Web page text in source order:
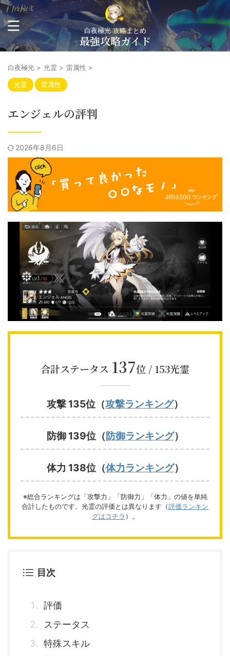
白夜極光 攻略まとめ
最強攻略ガイド
白夜極光 > 光霊 > 雷属性 >
光霊 雷属性
エンジェルの評判
2026年8月6日
合計ステータス 137位 / 153光霊
攻撃 135位（攻撃ランキング）
防御 139位（防御ランキング）
体力 138位（体力ランキング）
※総合ランキングは「攻撃力」「防御力」「体力」の値を単純
合計したものです。光霊の評価とは異なります（評価ランキン
グはコチラ ）。
目次
評価
ステータス
特殊スキル